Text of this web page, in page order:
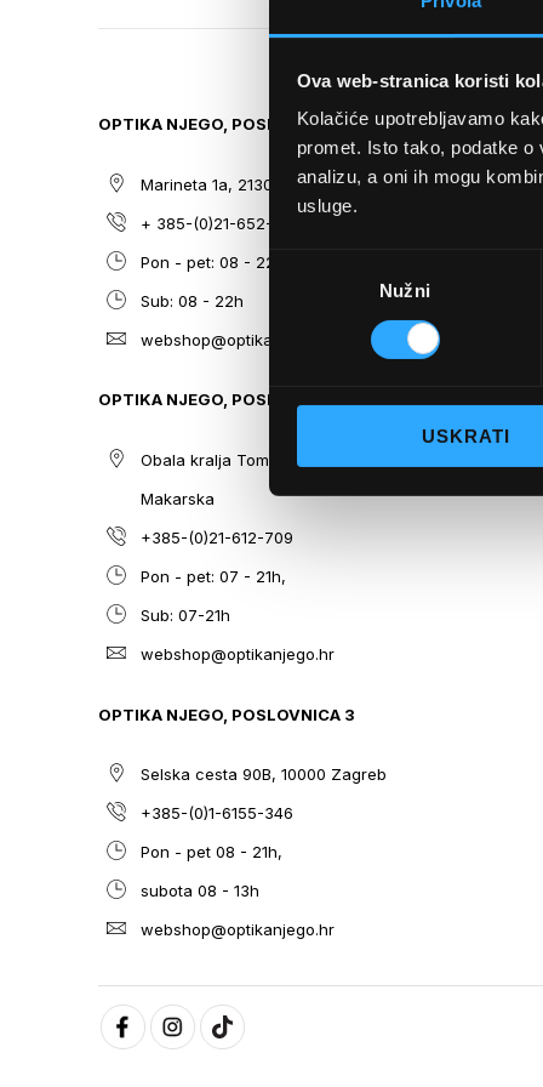
Ova web-stranica koristi
Kolačiće upotrebljavamo
promet. Isto tako, podatke
analizu, a oni ih mogu
usluge.
Odabir
Nužni
USKRATI
THE
THE
GALLERY
OPTIKA NJEGO, POSLOVNICA 1
Marineta 1a, 21300 Makarska
+ 385-(0)21-652-102
Pon - pet: 08 - 22h,
Sub: 08 - 22h
webshop@optikanjego.hr
OPTIKA NJEGO, POSLOVNICA 2
Obala kralja Tomislava 14, 21300
Makarska
+385-(0)21-612-709
Pon - pet: 07 - 21h,
Sub: 07-21h
webshop@optikanjego.hr
OPTIKA NJEGO, POSLOVNICA 3
Selska cesta 90B, 10000 Zagreb
+385-(0)1-6155-346
Pon - pet 08 - 21h,
subota 08 - 13h
webshop@optikanjego.hr
SITEMAP
O nama
Optika